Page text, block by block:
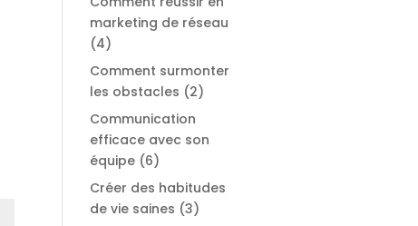
marketing de réseau
(4)
Comment surmonter
les obstacles (2)
Communication
efficace avec son
équipe(6)
Créer des habitudes
de vie saines (3)